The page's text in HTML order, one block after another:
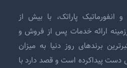
انفورماتیک پاراتک، با بیش از
برندهای روز دنیا به میزان
دست پیداکرده است و قصد دارد با